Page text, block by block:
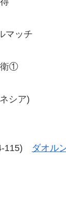
マッチ
衛①
シア)
115) ダオル